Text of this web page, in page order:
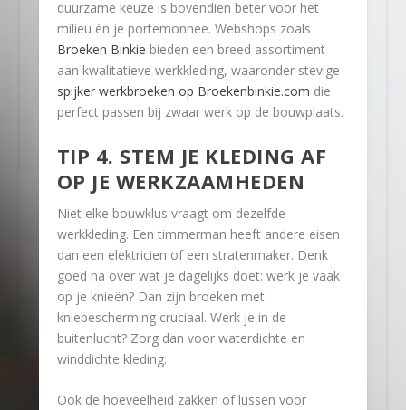
duurzame keuze is bovendien beter voor het
milieu én je portemonnee. Webshops zoals
Broeken Binkie bieden een breed assortiment
aan kwalitatieve werkkleding, waaronder stevige
spijker werkbroeken op Broekenbinkie.com die
perfect passen bij zwaar werk op de bouwplaats.
TIP 4. STEM JE KLEDING AF
OP JE WERKZAAMHEDEN
Niet elke bouwklus vraagt om dezelfde
werkkleding. Een timmerman heeft andere eisen
dan een elektricien of een stratenmaker. Denk
goed na over wat je dagelijks doet: werk je vaak
op je knieën? Dan zijn broeken met
kniebescherming cruciaal. Werk je in de
buitenlucht? Zorg dan voor waterdichte en
winddichte kleding.
Ook de hoeveelheid zakken of lussen voor